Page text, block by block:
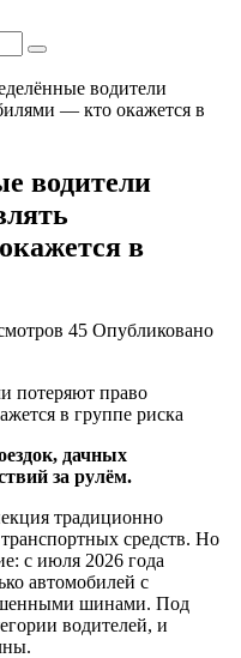
водители
— кто окажется в
водители
в
45 Опубликовано
дачных
за рулём.
традиционно
средств. Но
с июля 2026 года
автомобилей с
шинами. Под
водителей, и